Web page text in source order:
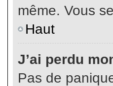
même. Vous
Haut
J’ai perdu
Pas de